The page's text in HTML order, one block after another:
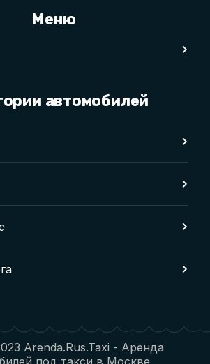
Меню
автомобилей
Arenda.Rus.Taxi - Аренда